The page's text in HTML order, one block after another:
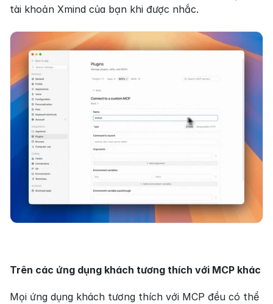
tài khoản Xmind của bạn khi được nhắc.
Trên các ứng dụng khách tương thích với MCP khác
Mọi ứng dụng khách tương thích với MCP đều có thể